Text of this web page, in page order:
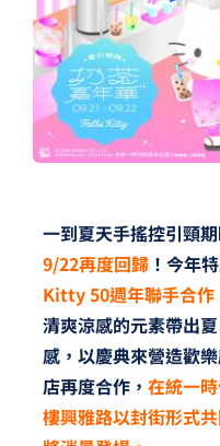
一到夏天手搖控引頸
9/22再度回歸！今年
Kitty 50週年聯手合作
清爽涼感的元素帶出
感，以慶典來營造歡
店再度合作， 在統一
樓興雅路以封街形式